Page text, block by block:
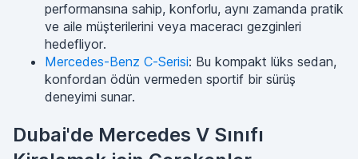
performansına sahip, konforlu, aynı zamanda pratik
ve aile müşterilerini veya maceracı gezginleri
hedefliyor.
Mercedes-Benz C-Serisi: Bu kompakt lüks sedan,
konfordan ödün vermeden sportif bir sürüş
deneyimi sunar.
Dubai'de Mercedes V Sınıfı